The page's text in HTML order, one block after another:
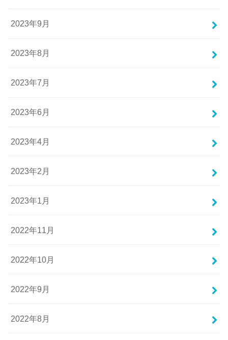
2023年9月
2023年8月
2023年7月
2023年6月
2023年4月
2023年2月
2023年1月
2022年11月
2022年10月
2022年9月
2022年8月